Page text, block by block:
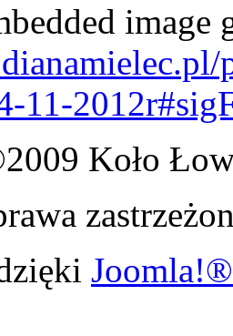
image
11-
Koło
Joomla!®